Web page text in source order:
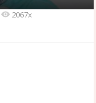
2067x